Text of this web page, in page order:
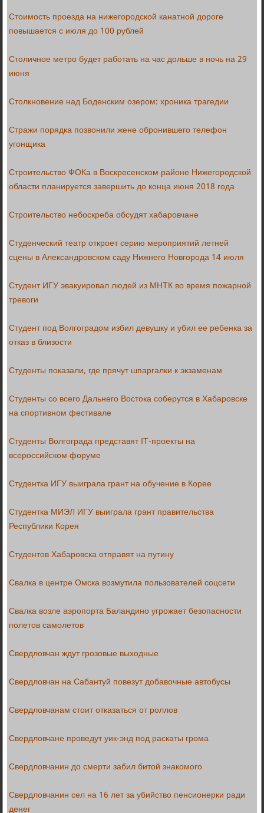
Стоимость проезда на нижегородской канатной дороге
повышается с июля до 100 рублей
Столичное метро будет работать на час дольше в ночь на 29
июня
Столкновение над Боденским озером: хроника трагедии
Стражи порядка позвонили жене обронившего телефон
угонщика
Строительство ФОКа в Воскресенском районе Нижегородской
области планируется завершить до конца июня 2018 года
Строительство небоскреба обсудят хабаровчане
Студенческий театр откроет серию мероприятий летней
сцены в Александровском саду Нижнего Новгорода 14 июля
Студент ИГУ эвакуировал людей из МНТК во время пожарной
тревоги
Студент под Волгоградом избил девушку и убил ее ребенка за
отказ в близости
Студенты показали, где прячут шпаргалки к экзаменам
Студенты со всего Дальнего Востока соберутся в Хабаровске
на спортивном фестивале
Студенты Волгограда представят IT-проекты на
всероссийском форуме
Студентка ИГУ выиграла грант на обучение в Корее
Студентка МИЭЛ ИГУ выиграла грант правительства
Республики Корея
Студентов Хабаровска отправят на путину
Свалка в центре Омска возмутила пользователей соцсети
Свалка возле аэропорта Баландино угрожает безопасности
полетов самолетов
Свердловчан ждут грозовые выходные
Свердловчан на Сабантуй повезут добавочные автобусы
Свердловчанам стоит отказаться от роллов
Свердловчане проведут уик-энд под раскаты грома
Свердловчанин до смерти забил битой знакомого
Свердловчанин сел на 16 лет за убийство пенсионерки ради
денег